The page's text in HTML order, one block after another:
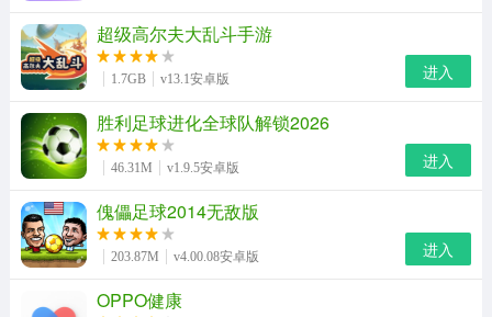
超级高尔夫大乱斗手游
1.7GB v13.1安卓版 进入
胜利足球进化全球队解锁2026
46.31M v1.9.5安卓版 进入
傀儡足球2014无敌版
203.87M v4.00.08安卓版 进入
OPPO健康